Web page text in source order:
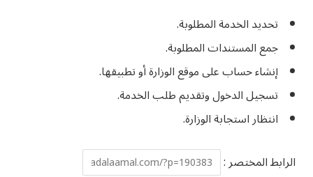
تحديد الخدمة المطلوبة.
جمع المستندات المطلوبة.
إنشاء حساب على موقع الوزارة أو تطبيقها.
تسجيل الدخول وتقديم طلب الخدمة.
انتظار استجابة الوزارة.
الرابط المختصر :